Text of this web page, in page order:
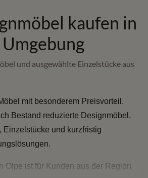
kaufen in
und ausgewählte Einzelstücke aus
mit besonderem Preisvorteil.
Bestand reduzierte Designmöbel,
Einzelstücke und kurzfristig
Olpe ist für Kunden aus der Region